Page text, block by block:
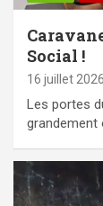
Social !
16 juillet 2026
Les portes
grandement